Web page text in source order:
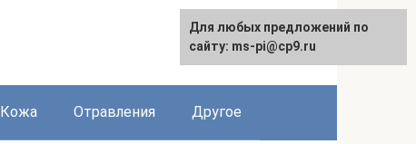
Кожа Отравления Другое
Для любых предложений по
сайту: ms-pi@cp9.ru